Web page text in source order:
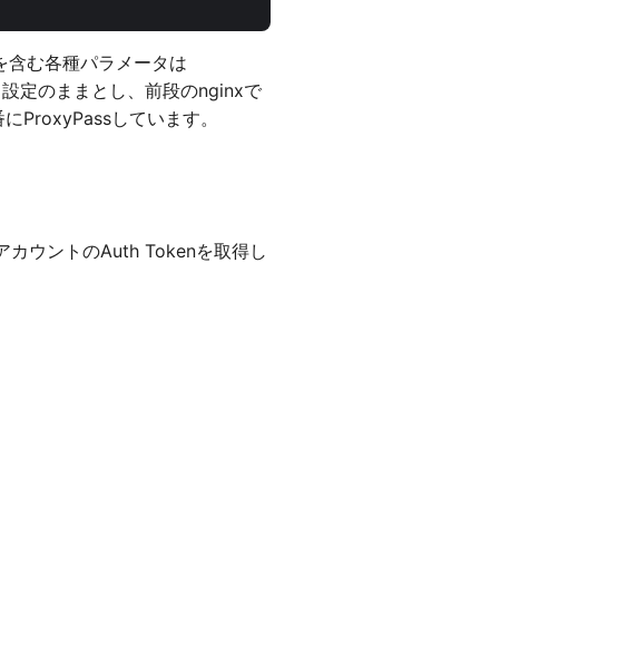
む各種パラメータは
定のままとし、前段のnginxで
ProxyPassしています。
カウントのAuth Tokenを取得し